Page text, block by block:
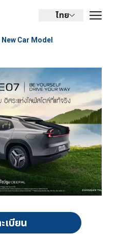
ไทย
New Car Model
เบียน